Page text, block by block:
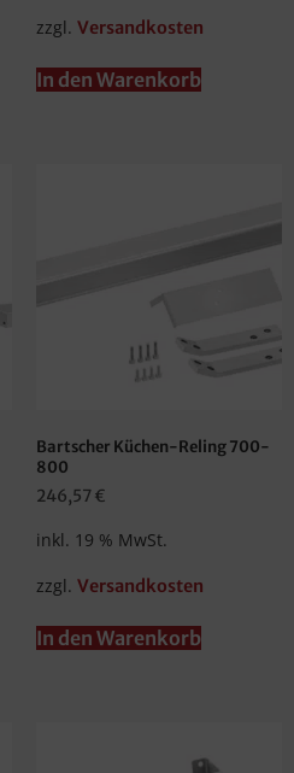
zzgl. Versandkosten
In den Warenkorb
Bartscher Küchen-Reling 700-
800
246,57€
inkl. 19 % MwSt.
zzgl. Versandkosten
In den Warenkorb